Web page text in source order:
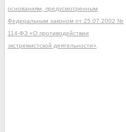
основаниям, предусмотренным
Федеральным законом от 25.07.2002 №
114-ФЗ «О противодействии
экстремистской деятельности»